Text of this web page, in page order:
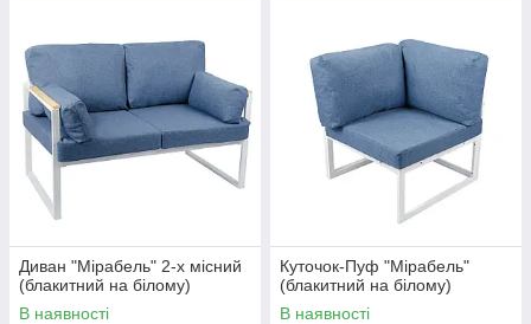
Диван "Мірабель" 2-х місний
(блакитний на білому)
В наявності
Куточок-Пуф "Мірабель"
(блакитний на білому)
В наявності